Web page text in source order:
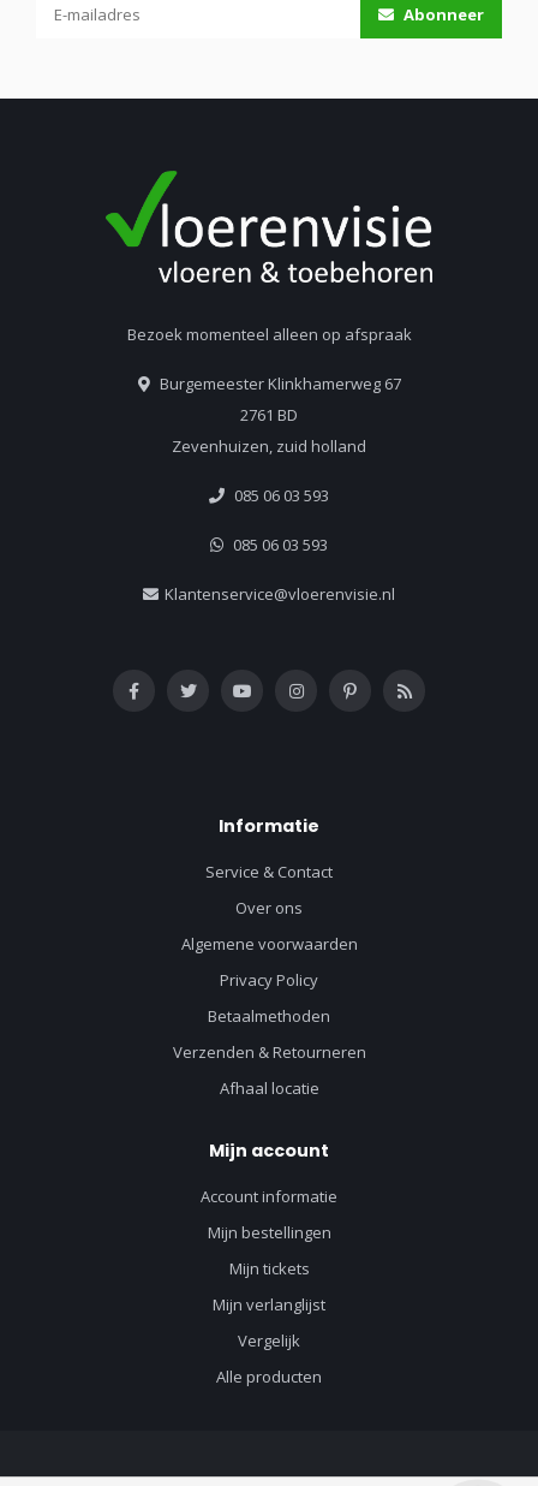
Abonneer
Bezoek momenteel alleen op afspraak
Burgemeester Klinkhamerweg 67
2761 BD
Zevenhuizen, zuid holland
085 06 03 593
085 06 03 593
Klantenservice@vloerenvisie.nl
Informatie
Service & Contact
Over ons
Algemene voorwaarden
Privacy Policy
Betaalmethoden
Verzenden & Retourneren
Afhaal locatie
Mijn account
Account informatie
Mijn bestellingen
Mijn tickets
Mijn verlanglijst
Vergelijk
Alle producten